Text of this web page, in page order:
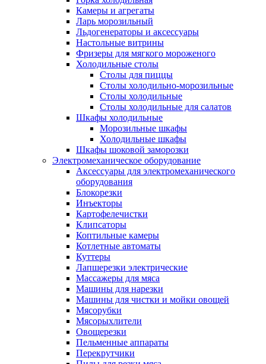
Камеры и агрегаты
Ларь морозильный
Льдогенераторы и аксессуары
Настольные витрины
Фризеры для мягкого мороженого
Холодильные столы
Столы для пиццы
Столы холодильно-морозильные
Столы холодильные
Столы холодильные для салатов
Шкафы холодильные
Mорозильные шкафы
Холодильные шкафы
Шкафы шоковой заморозки
Электромеханическое оборудование
Аксессуары для электромеханического
оборудования
Блокорезки
Инъекторы
Картофелечистки
Клипсаторы
Коптильные камеры
Котлетные автоматы
Куттеры
Лапшерезки электрические
Массажеры для мяса
Машины для нарезки
Машины для чистки и мойки овощей
Мясорубки
Мясорыхлители
Овощерезки
Пельменные аппараты
Перекрутчики